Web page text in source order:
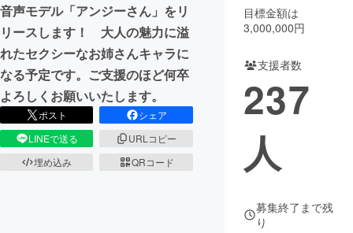
CAMPFIREふるさと納税machi-ya コミュニティ
音声モデル「アンジーさん」をリ
リースします！ 大人の魅力に溢
れたセクシーなお姉さんキャラに
なる予定です。ご支援のほど何卒
よろしくお願いいたします。
ポスト
シェア
LINEで送る
URLコピー
埋め込み
QRコード
目標金額は
3,000,000円
支援者数
237
人
募集終了まで残
り